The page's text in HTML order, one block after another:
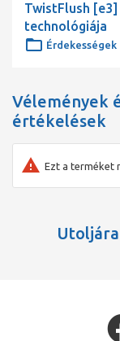
TwistFlush [e3]
technológiája
Érdekességek
Vélemények
értékelések
Ezt a terméket